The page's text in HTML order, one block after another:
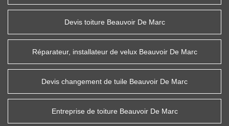
Devis toiture Beauvoir De Marc
Réparateur, installateur de velux Beauvoir De Marc
Devis changement de tuile Beauvoir De Marc
Entreprise de toiture Beauvoir De Marc